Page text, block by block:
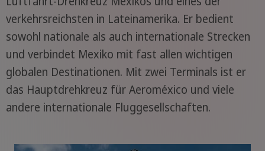
verkehrsreichsten in Lateinamerika. Er bedient
sowohl nationale als auch internationale Strecken
und verbindet Mexiko mit fast allen wichtigen
globalen Destinationen. Mit zwei Terminals ist er
das Hauptdrehkreuz für Aeroméxico und viele
andere internationale Fluggesellschaften.